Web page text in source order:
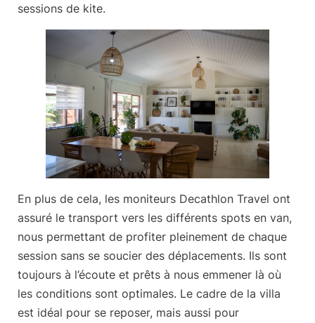
sessions de kite.
En plus de cela, les moniteurs Decathlon Travel ont
assuré le transport vers les différents spots en van,
nous permettant de profiter pleinement de chaque
session sans se soucier des déplacements. Ils sont
toujours à l’écoute et prêts à nous emmener là où
les conditions sont optimales. Le cadre de la villa
est idéal pour se reposer, mais aussi pour